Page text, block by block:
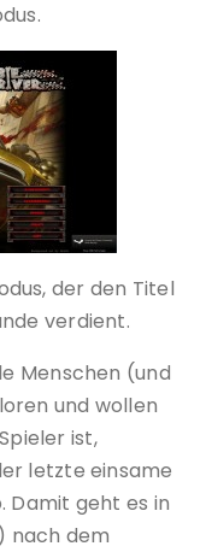
der den Titel
verdient.
Menschen (und
und wollen
ist,
letzte einsame
Damit geht es in
nach dem